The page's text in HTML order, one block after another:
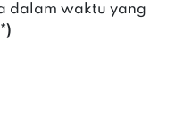
dalam waktu yang